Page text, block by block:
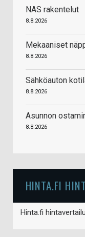
NAS rakentelut
8.8.2026
Mekaaniset
8.8.2026
Sähköauton
8.8.2026
Asunnon
8.8.2026
HINTA.FI
Hinta.fi hintavertailu